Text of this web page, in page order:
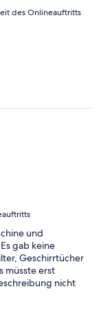
des Onlineauftritts
und
gab keine
Geschirrtücher
müsste erst
nicht
extra
Auch das war
einen Regentag